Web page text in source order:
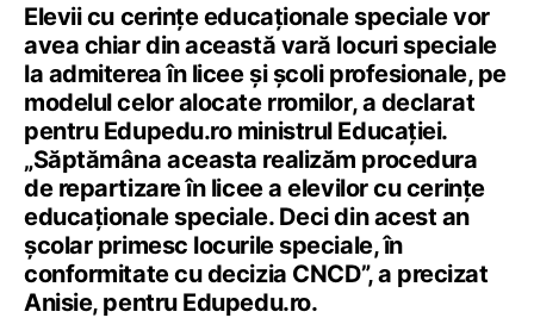
Elevii cu cerințe educaționale speciale vor
avea chiar din această vară locuri speciale
la admiterea în licee și școli profesionale, pe
modelul celor alocate rromilor, a declarat
pentru Edupedu.ro ministrul Educației.
„Săptămâna aceasta realizăm procedura
de repartizare în licee a elevilor cu cerințe
educaționale speciale. Deci din acest an
școlar primesc locurile speciale, în
conformitate cu decizia CNCD”, a precizat
Anisie, pentru Edupedu.ro.